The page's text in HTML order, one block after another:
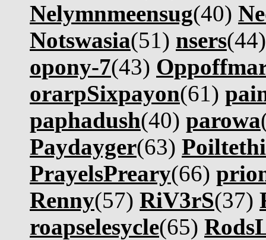
Nelymnmeensug(40)
Notswasia(51) nsers
opony-7(43)
orarpSixpayon(61)
paphadush(40) parowa
Paydayger(63)
PrayelsPreary(66)
Renny(57) RiV3rS(37)
roapselesycle(65)